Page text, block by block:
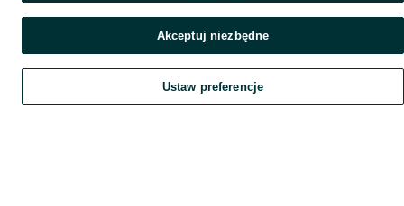
Szukaj Obserwujesz Dodaj Czat Konto
Akceptuj niezbędne
Ustaw preferencje